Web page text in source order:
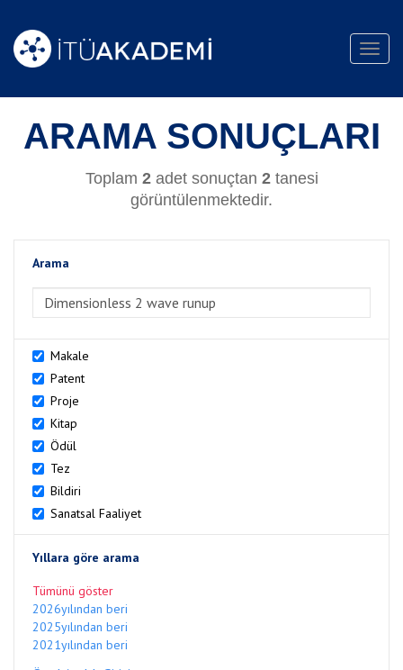
ARAMA SONUÇLARI
Toplam 2adet sonuçtan 2tanesi
görüntülenmektedir.
Arama
Makale
Patent
Proje
Kitap
Ödül
Tez
Bildiri
Sanatsal Faaliyet
Yıllara göre arama
Tümünü göster
2026yılından beri
2025yılından beri
2021yılından beri